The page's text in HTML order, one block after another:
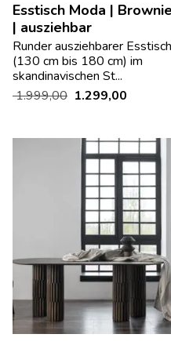
Esstisch Moda |
| ausziehbar
Runder ausziehbarer Esstisch
(130 cm bis 180 cm) im
skandinavischen St...
1.999,00 1.299,00